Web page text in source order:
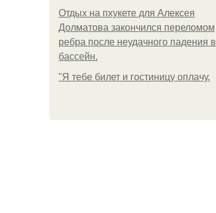
Отдых на пхукете для Алексея
Долматова закончился переломом
ребра после неудачного падения в
бассейн.
"Я тебе билет и гостиницу оплачу.